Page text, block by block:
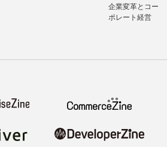
企業変革とコー
ポレート経営